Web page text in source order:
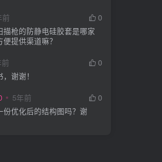
前
0
描枪的防静电硅胶套是哪家
提供渠道嘛？
0
谢谢！
5年前
0
份优化后的结构图吗？谢